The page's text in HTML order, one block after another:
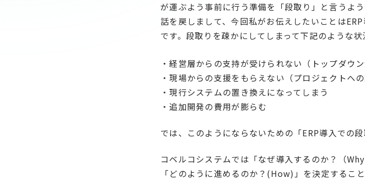
が運ぶよう事前に行う準備を「段取り」と言うよう
話を戻しまして、今回私がお伝えしたいことは
です。段取りを疎かにしてしまって下記のような状
・経営層からの支持が受けられない（トップダウン
・現場からの支援をもらえない（プロジェクトへ
・現行システムの置き換えになってしまう
・追加開発の費用が膨らむ
では、このようにならないための「ERP導入での
コベルコシステムでは「なぜ導入するのか？（
「どのように進めるのか？(How)」を決定すること